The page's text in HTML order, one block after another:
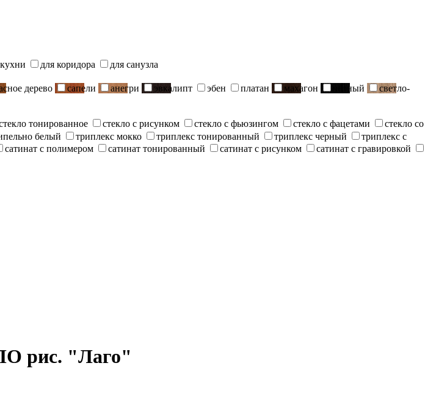
для коридора
для санузла
дерево сапели анегри эвкалипт эбен платан махагон черный
светло-
тонированное стекло с рисунком стекло с фьюзингом стекло с фацетами
стекло со
белый триплекс мокко триплекс тонированный триплекс черный
триплекс с
сатинат с полимером сатинат тонированный сатинат с рисунком
сатинат с гравировкой
рис. "Лаго"